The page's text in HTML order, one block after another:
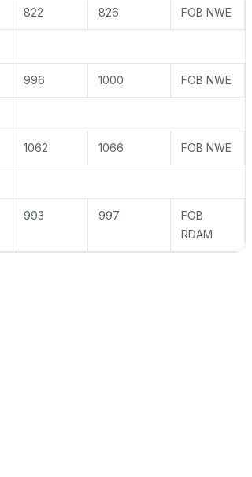
822 826 FOB NWE
996 1000 FOB NWE
1062 1066 FOB NWE
993 997
FOB
RDAM